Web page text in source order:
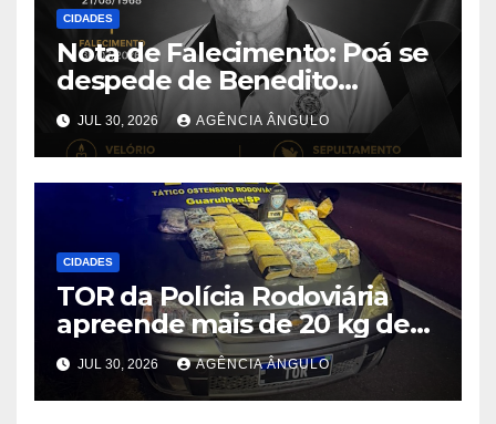
CIDADES
Nota de Falecimento: Poá se
despede de Benedito
Aparecido Girão, o conhecido
“Dito Chaveiro”
JUL 30, 2026 AGÊNCIA ÂNGULO
CIDADES
TOR da Polícia Rodoviária
apreende mais de 20 kg de
maconha e prende dois
suspeitos após perseguição
na Rodovia Ayrton Senna
JUL 30, 2026 AGÊNCIA ÂNGULO